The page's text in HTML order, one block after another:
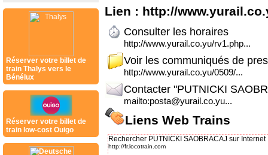
Réserver votre billet de
train Thalys vers le
Bénélux
Réserver votre billet de
train low-cost Ouigo
Lien : http://
Consulter les horaires
http://www.yurail.co.yu/rv1.php...
Voir les communiqués de
http://www.yurail.co.yu/0509/...
Contacter "PUTNICKI
mailto:posta@yurail.co.yu...
Liens Web Trains
Rechercher PUTNICKI SAOBRACAJ sur Internet
http://fr.locotrain.com